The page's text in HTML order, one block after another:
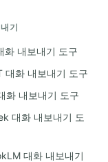
기
화 내보내기 도구
대화 내보내기 도구
화 내보내기 도구
대화 내보내기 도
대화 내보내기